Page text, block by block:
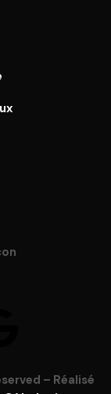
– Réalisé